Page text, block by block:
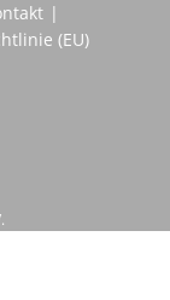
(EU)